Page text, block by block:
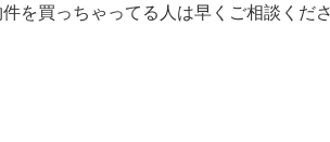
を買っちゃってる人は早くご相談くだ